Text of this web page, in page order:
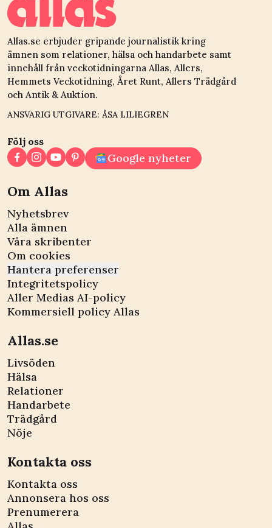
Allas.se erbjuder gripande journalistik kring
ämnen som relationer, hälsa och handarbete samt
innehåll från veckotidningarna Allas, Allers,
Hemmets Veckotidning, Året Runt, Allers Trädgård
och Antik & Auktion.
ANSVARIG UTGIVARE: ÅSA LILIEGREN
Följ oss
Google nyheter
Om Allas
Nyhetsbrev
Alla ämnen
Våra skribenter
Om cookies
Hantera preferenser
Integritetspolicy
Aller Medias AI-policy
Kommersiell policy Allas
Allas.se
Livsöden
Hälsa
Relationer
Handarbete
Trädgård
Nöje
Kontakta oss
Kontakta oss
Annonsera hos oss
Prenumerera